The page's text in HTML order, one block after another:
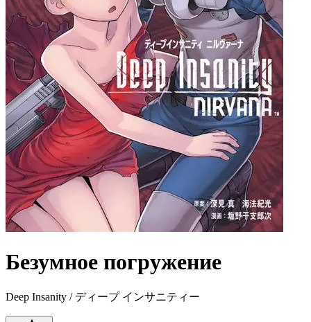
Безумное погружение
Deep Insanity / ディープ インサニティー